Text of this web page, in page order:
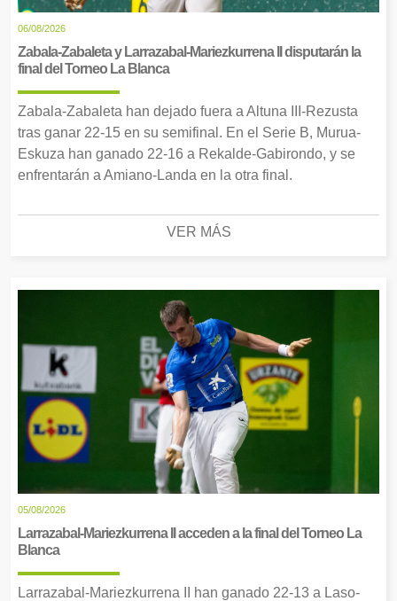
06/08/2026
Zabala-Zabaleta y Larrazabal-Mariezkurrena II disputarán la
final del Torneo La Blanca
Zabala-Zabaleta han dejado fuera a Altuna III-Rezusta
tras ganar 22-15 en su semifinal. En el Serie B, Murua-
Eskuza han ganado 22-16 a Rekalde-Gabirondo, y se
enfrentarán a Amiano-Landa en la otra final.
VER MÁS
05/08/2026
Larrazabal-Mariezkurrena II acceden a la final del Torneo La
Blanca
Larrazabal-Mariezkurrena II han ganado 22-13 a Laso-